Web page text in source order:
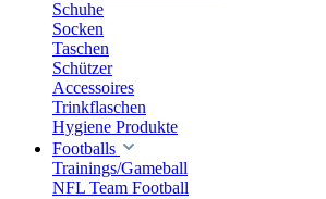
Schuhe
Socken
Taschen
Schützer
Accessoires
Trinkflaschen
Hygiene Produkte
Footballs
Trainings/Gameball
NFL Team Football